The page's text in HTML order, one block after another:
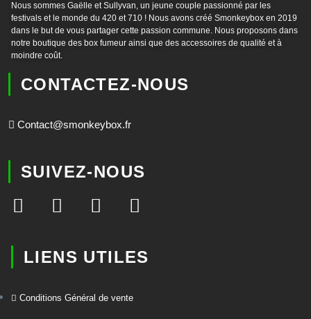
Nous sommes Gaëlle et Sullyvan, un jeune couple passionné par les
festivals et le monde du 420 et 710 ! Nous avons créé Smonkeybox en 2019
dans le but de vous partager cette passion commune. Nous proposons dans
notre boutique des box fumeur ainsi que des accessoires de qualité et à
moindre coût.
CONTACTEZ-NOUS
Contact@smonkeybox.fr
SUIVEZ-NOUS
LIENS UTILES
Conditions Général de vente